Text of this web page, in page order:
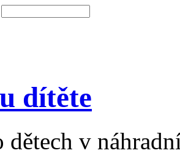
dítěte
dětech v